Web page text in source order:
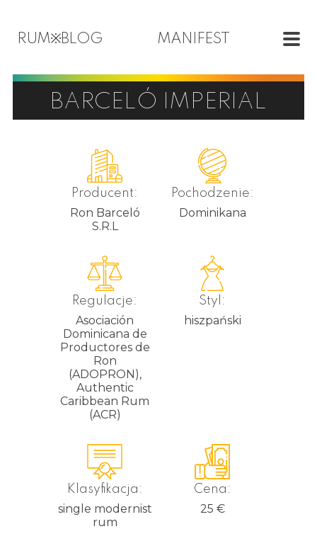
RUM※BLOG MANIFEST
BARCELÓ IMPERIAL
Producent:
Ron Barceló
S.R.L
Pochodzenie:
Dominikana
Regulacje:
Asociación
Dominicana de
Productores de
Ron
(ADOPRON),
Authentic
Caribbean Rum
(ACR)
Styl:
hiszpański
Klasyfikacja:
single modernist
rum
Cena:
25 €